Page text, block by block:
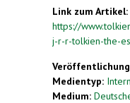
Link zum Artikel:
https://
j-r-r-tolkien-the-
Medientyp:
Medium: